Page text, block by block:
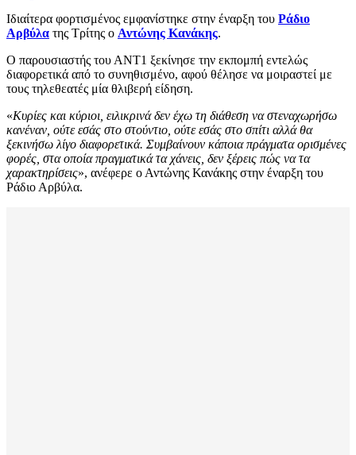
Ιδιαίτερα φορτισμένος εμφανίστηκε στην έναρξη του Ράδιο
Αρβύλα της Τρίτης ο Αντώνης Κανάκης.
Ο παρουσιαστής του ΑΝΤ1 ξεκίνησε την εκπομπή εντελώς
διαφορετικά από το συνηθισμένο, αφού θέλησε να μοιραστεί με
τους τηλεθεατές μία θλιβερή είδηση.
«Κυρίες και κύριοι, ειλικρινά δεν έχω τη διάθεση να στεναχωρήσω
κανέναν, ούτε εσάς στο στούντιο, ούτε εσάς στο σπίτι αλλά θα
ξεκινήσω λίγο διαφορετικά. Συμβαίνουν κάποια πράγματα ορισμένες
φορές, στα οποία πραγματικά τα χάνεις, δεν ξέρεις πώς να τα
χαρακτηρίσεις», ανέφερε ο Αντώνης Κανάκης στην έναρξη του
Ράδιο Αρβύλα.